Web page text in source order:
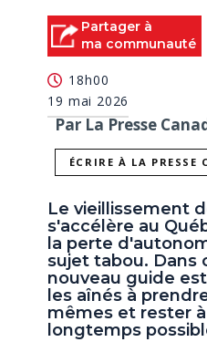
Partager à
ma communauté
18h00
19 mai 2026
Par La Presse
ÉCRIRE À LA PRESSE
Le vieillissement
s'accélère au
la perte
sujet tabou. Dans
nouveau guide
les aînés à
mêmes et rester
longtemps